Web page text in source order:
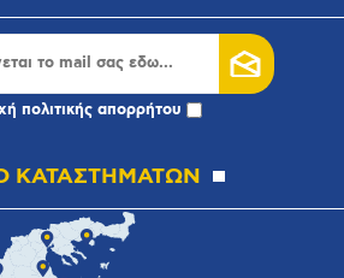
πολιτικής απορρήτου
ΚΑΤΑΣΤΗΜΑΤΩΝ